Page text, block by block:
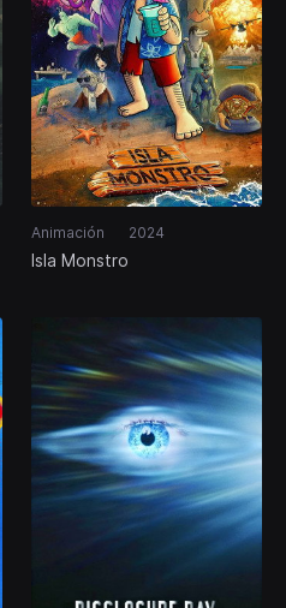
Animación 2024
Isla Monstro